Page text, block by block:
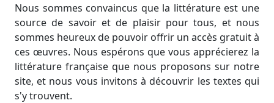
Nous sommes convaincus que la littérature est une
source de savoir et de plaisir pour tous, et nous
sommes heureux de pouvoir offrir un accès gratuit à
ces œuvres. Nous espérons que vous apprécierez la
littérature française que nous proposons sur notre
site, et nous vous invitons à découvrir les textes qui
s'y trouvent.